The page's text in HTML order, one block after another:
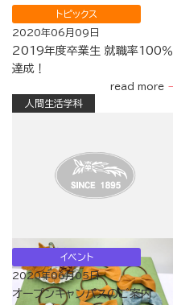
トピックス
2020年06月09日
2019年度卒業生 就職率100％
達成！
read more
人間生活学科
イベント
2020年06月05日
オープンキャンパスのご案内